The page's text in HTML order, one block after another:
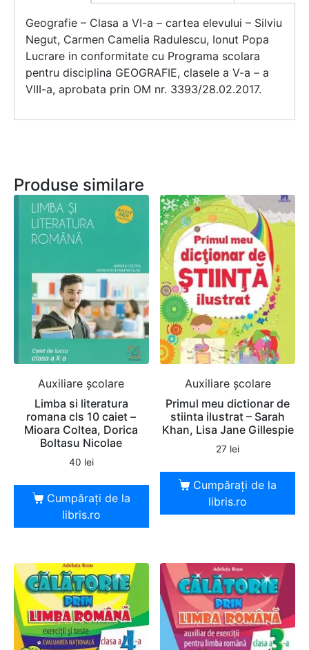
Geografie – Clasa a VI-a – cartea elevului – Silviu
Negut, Carmen Camelia Radulescu, Ionut Popa
Lucrare in conformitate cu Programa scolara
pentru disciplina GEOGRAFIE, clasele a V-a – a
VIII-a, aprobata prin OM nr. 3393/28.02.2017.
Produse similare
Auxiliare şcolare
Limba si literatura
romana cls 10 caiet –
Mioara Coltea, Dorica
Boltasu Nicolae
40 lei
Cumpărați de la
libris.ro
Auxiliare şcolare
Primul meu dictionar de
stiinta ilustrat – Sarah
Khan, Lisa Jane Gillespie
27 lei
Cumpărați de la
libris.ro